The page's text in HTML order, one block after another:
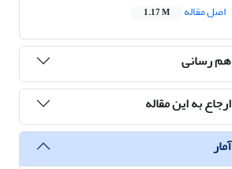
اصل مقاله
1.17 M
هم رسانی
ارجاع به این مقاله
آمار